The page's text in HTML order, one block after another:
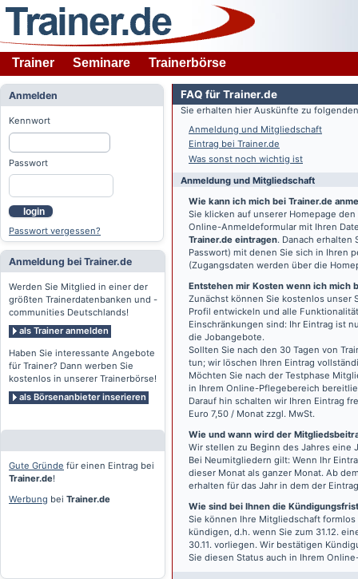
Trainer Seminare Trainerbörse
Anmelden
Kennwort
Passwort
login
Passwort vergessen?
Anmeldung bei Trainer.de
Werden Sie Mitglied in einer der
größten Trainerdatenbanken und -
communities Deutschlands!
als Trainer anmelden
Haben Sie interessante Angebote
für Trainer? Dann werben Sie
kostenlos in unserer Trainerbörse!
als Börsenanbieter inserieren
Gute Gründe für einen Eintrag bei
Trainer.de!
Werbung bei Trainer.de
FAQ für Trainer.de
Sie erhalten hier Auskünfte zu
Anmeldung und Mitgliedschaft
Eintrag bei Trainer.de
Was sonst noch wichtig ist
Anmeldung und Mitgliedschaft
Wie kann ich mich bei Trainer.de
Sie klicken auf unserer Homepage
Online-Anmeldeformular mit Ihren
Trainer.de eintragen. Danach erhalten
Passwort) mit denen Sie sich in Ihren
(Zugangsdaten werden über die
Entstehen mir Kosten wenn ich mich
Zunächst können Sie kostenlos unser
Profil entwickeln und alle
Einschränkungen sind: Ihr Eintrag ist
die Jobangebote.
Sollten Sie nach den 30 Tagen von
tun; wir löschen Ihren Eintrag
Möchten Sie nach der Testphase
in Ihrem Online-Pflegebereich
Darauf hin schalten wir Ihren Eintrag
Euro 7,50 / Monat zzgl. MwSt.
Wie und wann wird der
Wir stellen zu Beginn des Jahres eine
Bei Neumitgliedern gilt: Wenn Ihr
dieser Monat als ganzer Monat. Ab
erhalten für das Jahr in dem der
Wie sind bei Ihnen die
Sie können Ihre Mitgliedschaft
kündigen, d.h. wenn Sie zum 31.12.
30.11. vorliegen. Wir bestätigen
Sie diesen Status auch in Ihrem